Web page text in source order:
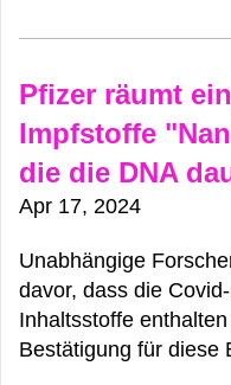
Pfizer räumt
Impfstoffe
die die DNA
Apr 17, 2024
Unabhängige
davor, dass die
Inhaltsstoffe
Bestätigung für diese